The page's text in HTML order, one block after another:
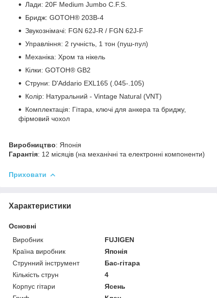
Лади: 20F Medium Jumbo C.F.S.
Бридж: GOTOH® 203B-4
Звукознімачі: FGN 62J-R / FGN 62J-F
Управління: 2 гучність, 1 тон (пуш-пул)
Механіка: Хром та нікель
Кілки: GOTOH® GB2
Струни: D'Addario EXL165 (.045-.105)
Колір: Натуральний - Vintage Natural (VNT)
Комплектація: Гітара, ключі для анкера та бриджу,
фірмовий чохол
Виробництво: Японія
Гарантія: 12 місяців (на механічні та електронні компоненти)
Приховати
Характеристики
Основні
Виробник
FUJIGEN
Країна виробник
Японія
Струнний інструмент
Бас-гітара
Кількість струн
4
Корпус гітари
Ясень